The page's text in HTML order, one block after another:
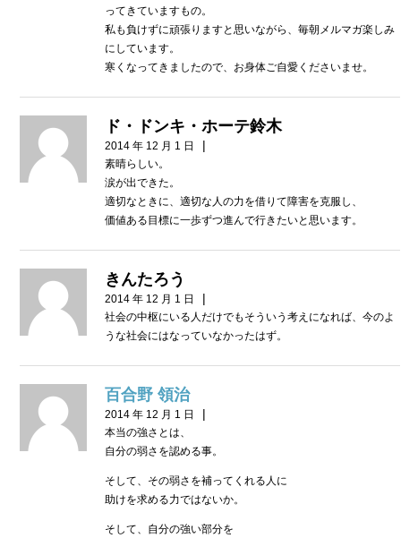
ってきていますもの。
私も負けずに頑張りますと思いながら、毎朝メルマガ楽しみ
にしています。
寒くなってきましたので、お身体ご自愛くださいませ。
ド・ドンキ・ホーテ鈴木
2014 年 12 月 1 日 |
素晴らしい。
涙が出できた。
適切なときに、適切な人の力を借りて障害を克服し、
価値ある目標に一歩ずつ進んで行きたいと思います。
きんたろう
2014 年 12 月 1 日 |
社会の中枢にいる人だけでもそういう考えになれば、今のよ
うな社会にはなっていなかったはず。
百合野 領治
2014 年 12 月 1 日 |
本当の強さとは、
自分の弱さを認める事。
そして、その弱さを補ってくれる人に
助けを求める力ではないか。
そして、自分の強い部分を